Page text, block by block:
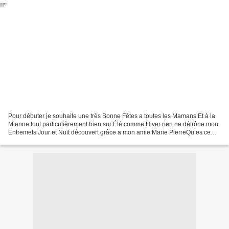
Pour débuter je souhaite une très Bonne Fêtes a toutes les Mamans Et à la
Mienne tout particulièrement bien sur Été comme Hiver rien ne détrône mon
Entremets Jour et Nuit découvert grâce a mon amie Marie PierreQu’es ce